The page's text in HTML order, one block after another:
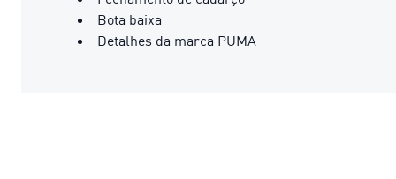
Bota baixa
Detalhes da marca PUMA